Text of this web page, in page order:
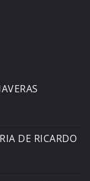
DE RICARDO